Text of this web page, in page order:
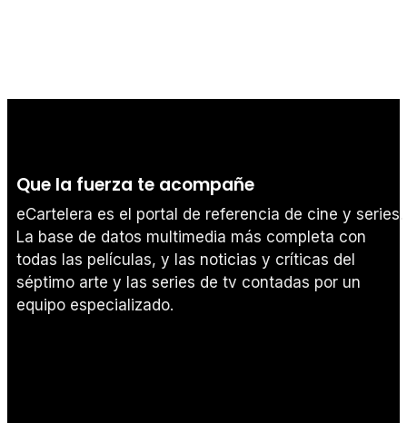
Que la fuerza te acompañe
eCartelera es el portal de referencia de cine y series.
La base de datos multimedia más completa con
todas las películas, y las noticias y críticas del
séptimo arte y las series de tv contadas por un
equipo especializado.